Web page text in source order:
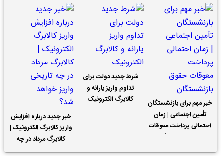
خبر مهم برای بازنشستگان
تأمین اجتماعی | زمان
احتمالی پرداخت معوقات
شرط جدید دولت برای
تداوم واریز یارانه و
کالابرگ الکترونیک
خبر جدید درباره افزایش
واریز کالابرگ الکترونیک |
کالابرگ مرداد در چه
تاریخی واریز خواهد شد؟